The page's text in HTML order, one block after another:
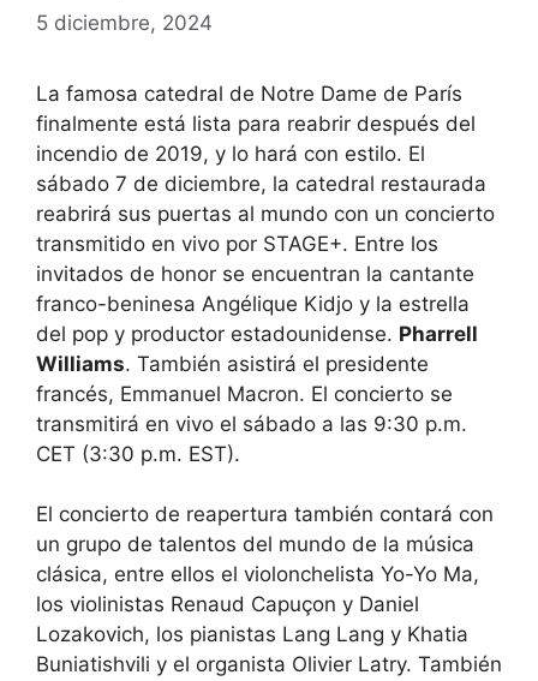
5 diciembre, 2024
La famosa catedral de Notre Dame de París
finalmente está lista para reabrir después del
incendio de 2019, y lo hará con estilo. El
sábado 7 de diciembre, la catedral restaurada
reabrirá sus puertas al mundo con un concierto
transmitido en vivo por STAGE+. Entre los
invitados de honor se encuentran la cantante
franco-beninesa Angélique Kidjo y la estrella
del pop y productor estadounidense. Pharrell
Williams. También asistirá el presidente
francés, Emmanuel Macron. El concierto se
transmitirá en vivo el sábado a las 9:30 p.m.
CET (3:30 p.m. EST).
El concierto de reapertura también contará con
un grupo de talentos del mundo de la música
clásica, entre ellos el violonchelista Yo-Yo Ma,
los violinistas Renaud Capuçon y Daniel
Lozakovich, los pianistas Lang Lang y Khatia
Buniatishvili y el organista Olivier Latry. También